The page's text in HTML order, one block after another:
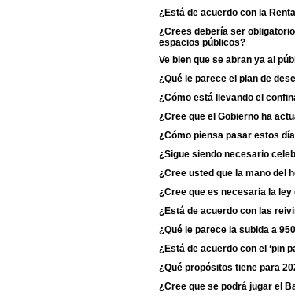
¿Está de acuerdo con la
¿Crees debería ser
espacios públicos?
Ve bien que se abran ya al
¿Qué le parece el plan de
¿Cómo está llevando el
¿Cree que el Gobierno ha
¿Cómo piensa pasar estos
¿Sigue siendo necesario
¿Cree usted que la mano del
¿Cree que es necesaria la ley
¿Está de acuerdo con las
¿Qué le parece la subida a
¿Está de acuerdo con el ‘pin
¿Qué propósitos tiene para
¿Cree que se podrá jugar el